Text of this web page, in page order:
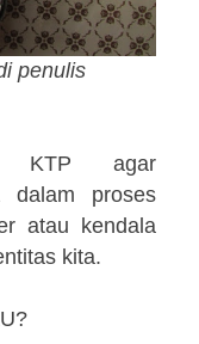
penulis
KTP agar
dalam proses
atau kendala
kita.